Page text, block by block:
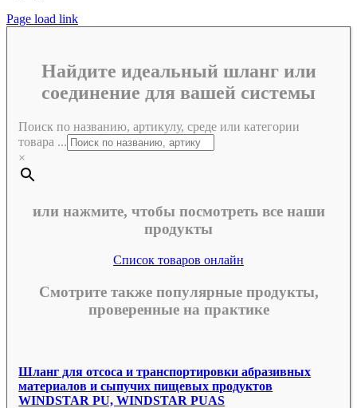
Page load link
Найдите идеальный шланг или
соединение для вашей системы
Поиск по названию, артикулу, среде или категории
товара ...
×
или нажмите, чтобы посмотреть все наши
продукты
Список товаров онлайн
Смотрите также популярные продукты,
проверенные на практике
Шланг для отсоса и транспортировки абразивных
материалов и сыпучих пищевых продуктов
WINDSTAR PU, WINDSTAR PUAS